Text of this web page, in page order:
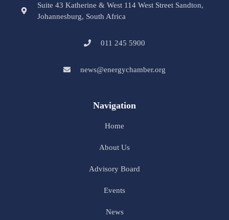
Suite 43 Katherine & West 114 West Street Sandton,
Johannesburg, South Africa
011 245 5900
news@energychamber.org
Navigation
Home
About Us
Advisory Board
Events
News